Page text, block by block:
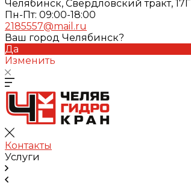
Челябинск, Свердловский тракт, 17Г
Пн-Пт: 09:00-18:00
2185557@mail.ru
Ваш город Челябинск?
Да
Изменить
Контакты
Услуги